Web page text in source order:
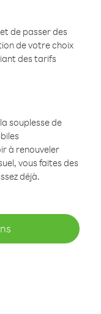
de passer des
de votre choix
des tarifs
souplesse de
à renouveler
vous faites des
déjà.